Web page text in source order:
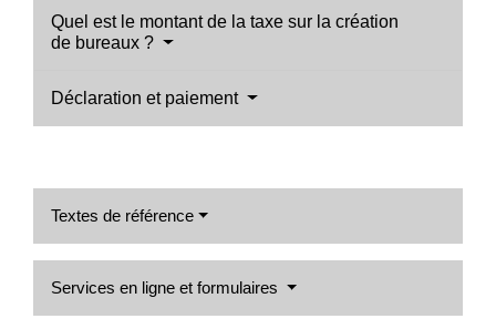
Quel est le montant de la taxe sur la création
de bureaux ?
Déclaration et paiement
Textes de référence
Services en ligne et formulaires